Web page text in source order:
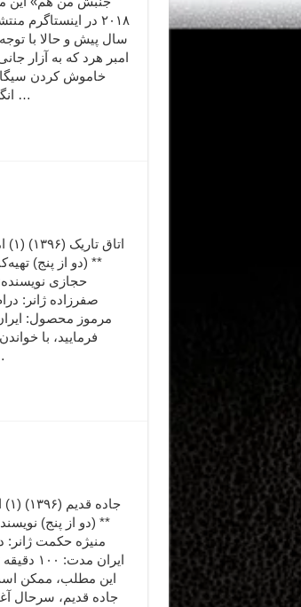
۲۰۱۸ در
سال پیش و حالا با
امبر هرد که به آزار
خاموش کردن
انگشتانش!)، دوست داشتم …
** (دو از پنج)
حجازی
صفرزاده ژانر:
فرمایید،‌ با
** (دو از پنج)
منیژه حکمت ژانر:
ایران
این مطلب، ممکن
جاده قدیم، سرحال